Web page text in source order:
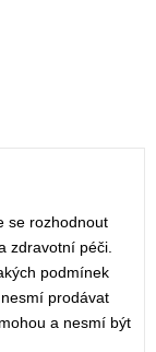
se rozhodnout
zdravotní péči.
podmínek
prodávat
a nesmí být